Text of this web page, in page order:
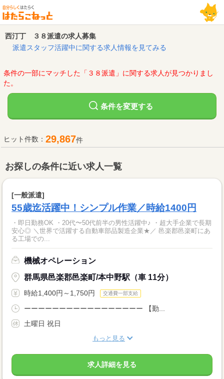
西汀丁 ３８派遣の求人募集
派遣スタッフ活躍中に関する求人情報を見てみる
条件の一部にマッチした「３８派遣」に関する求人が見つかりまし
た。
条件を変更する
ヒット件数： 29,867件
お探しの条件に近い求人一覧
[一般派遣]
55歳迄活躍中！シンプル作業／時給1400円
・即日勤務OK ・20代〜50代前半の男性活躍中♪ ・超大手企業で長期
安心◎ ＼世界で活躍する自動車部品製造企業★／ 邑楽郡邑楽町にあ
る工場での...
機械オペレーション
群馬県邑楽郡邑楽町/本中野駅（車 11分）
時給1,400円～1,750円 交通費一部支給
ーーーーーーーーーーーーーーーーー 【勤...
土曜日 祝日
もっと見る
求人詳細を見る